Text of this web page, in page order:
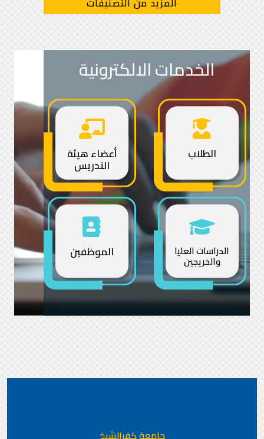
المزيد من التصنيفات
الخدمات الالكترونية
الطلاب أعضاء هيئة
التدريس
الدراسات العليا الموظفين